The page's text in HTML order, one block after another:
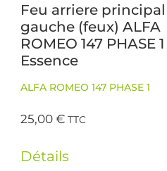
Feu arriere principal
gauche (feux) ALFA
ROMEO 147 PHASE 1
Essence
ALFA ROMEO 147 PHASE 1
25,00€ TTC
Détails